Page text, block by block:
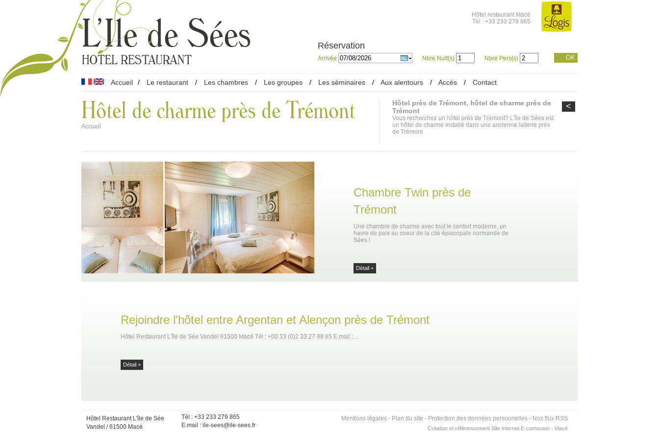
Hôtel restaurant Macé
Tél : +33 233 279 865
Réservation
Arrivée Nbre Nuit(s) Nbre Pers(s) OK
Accueil / Le restaurant / Les chambres / Les groupes / Les séminaires / Aux alentours / Accès / Contact
Hôtel de charme près de Trémont
Accueil
Hôtel près de Trémont, hôtel de charme près de
Trémont
Vous recherchez un hôtel près de Trémont? L'île de Sées est
un hôtel de charme installé dans une ancienne laiterie près
de Trémont
<
Chambre Twin près de
Trémont
Une chambre de charme avec tout le confort moderne, un
havre de paix au coeur de la cité épiscopale normande de
Sées !
Détail +
Rejoindre l'hôtel entre Argentan et Alençon près de Trémont
Hôtel Restaurant L'île de Sée Vandel 61500 Macé Tél : +00 33 (0)2 33 27 98 65 E.mail :…
Détail +
Mentions légales - Plan du site - Protection des données personnelles - Nos flux RSS
Création et référencement Site internet E-comouest - Macé
Hôtel Restaurant L'île de Sée
Vandel / 61500 Macé
Tél : +33 233 279 865
E.mail : ile-sees@ile-sees.fr